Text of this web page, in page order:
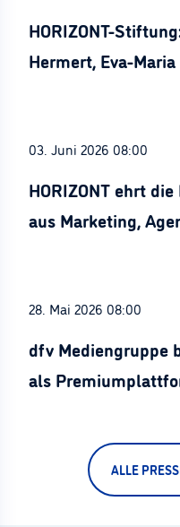
HORIZONT-
Hermert, Eva-
03. Juni 2026 08:00
HORIZONT ehrt
aus Marketing,
28. Mai 2026 08:00
dfv Mediengruppe
als
ALLE